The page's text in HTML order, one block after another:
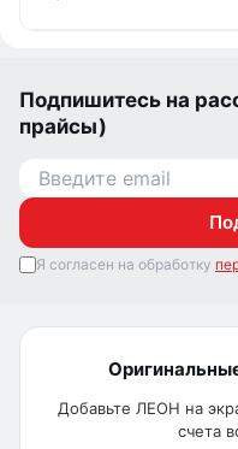
Подпишитесь на
прайсы)
Я согласен на обработку
Добавьте ЛЕОН на
счета